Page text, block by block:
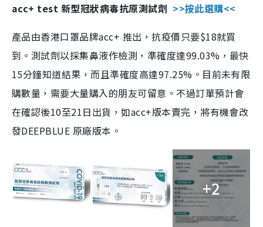
acc+ test 新型冠狀病毒抗原測試劑 >>按此選購<<
產品由香港口罩品牌acc+ 推出，抗疫價只要$18就買
到。測試劑以採集鼻液作檢測，準確度達99.03%，最快
15分鐘知道結果，而且準確度高達97.25%。目前未有限
購數量，需要大量購入的朋友可留意。不過訂單預計會
在確認後10至21日出貨，如acc+版本賣完，將有機會改
發DEEPBLUE 原廠版本。
+2